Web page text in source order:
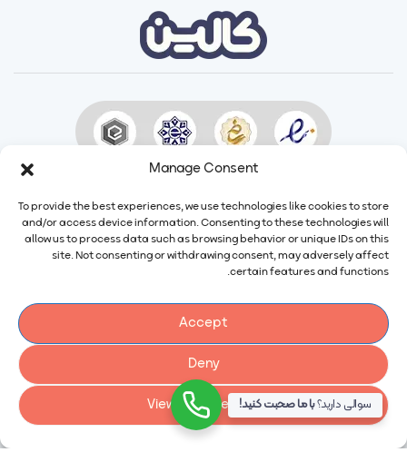
Manage Consent
To provide the best experiences, we use technologies like cookies to store
and/or access device information. Consenting to these technologies will
allow us to process data such as browsing behavior or unique IDs on this
site. Not consenting or withdrawing consent, may adversely affect
certain features and functions.
Accept
Deny
View preferences
ایمیل:info@calindairy.com
شماره تماس:
شماره فکس:۶۵۴۳۹۴۸۷ (۰۲۱)
آدرس: ایران، تهران، شهریار، شهرک صنعتی صفادشت بلوار اردیبهشت،
سوالی دارید؟با ما صحبت کنید!